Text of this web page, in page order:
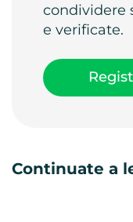
condividere
e verificate.
Continuate a